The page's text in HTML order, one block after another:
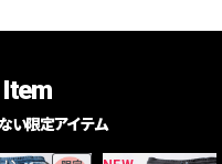
い限定アイテム